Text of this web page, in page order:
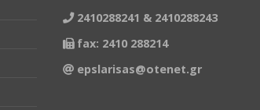
2410288241 & 2410288243
fax: 2410 288214
epslarisas@otenet.gr